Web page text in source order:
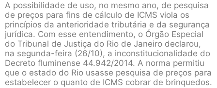
A possibilidade de uso, no mesmo ano, de pesquisa
de preços para fins de cálculo de ICMS viola os
princípios da anterioridade tributária e da segurança
jurídica. Com esse entendimento, o Órgão Especial
do Tribunal de Justiça do Rio de Janeiro declarou,
na segunda-feira (26/10), a inconstitucionalidade do
Decreto fluminense 44.942/2014. A norma permitiu
que o estado do Rio usasse pesquisa de preços para
estabelecer o quanto de ICMS cobrar de brinquedos.